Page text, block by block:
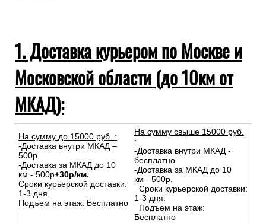
1. Доставка курьером по Москве и
Московской области (до 10км от
МКАД):
На сумму до 15000 руб. :
-Доставка внутри МКАД –
500р.
-Доставка за МКАД до 10
км - 500р+30р/км.
Сроки курьерской доставки:
1-3 дня.
Подъем на этаж: Бесплатно
На сумму свыше 15000 руб.
:
-Доставка внутри МКАД -
бесплатно
-Доставка за МКАД до 10
км - 500р.
Сроки курьерской доставки:
1-3 дня.
Подъем на этаж:
Бесплатно